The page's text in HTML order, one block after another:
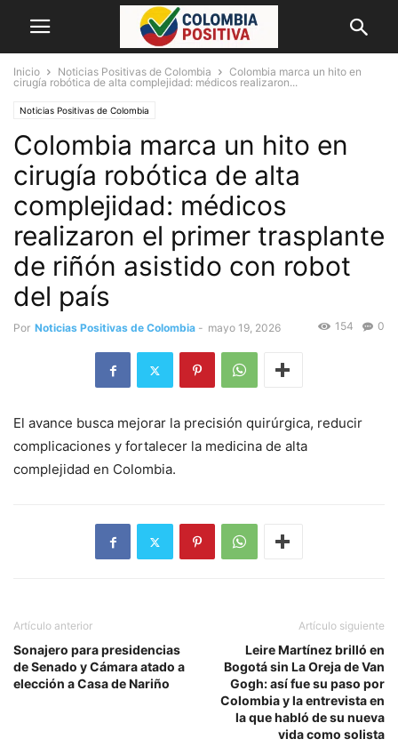
Inicio Noticias Positivas de Colombia
Colombia marca un hito en
cirugía robótica de alta complejidad: médicos realizaron...
Noticias Positivas de Colombia
Colombia marca un hito en
cirugía robótica de alta
complejidad: médicos
realizaron el primer trasplante
de riñón asistido con robot
del país
Por Noticias Positivas de Colombia - mayo 19, 2026 0
154
El avance busca mejorar la precisión quirúrgica, reducir
complicaciones y fortalecer la medicina de alta
complejidad en Colombia.
Artículo anterior
Sonajero para presidencias
de Senado y Cámara atado a
elección a Casa de Nariño
Artículo siguiente
Leire Martínez brilló en
Bogotá sin La Oreja de Van
Gogh: así fue su paso por
Colombia y la entrevista en
la que habló de su nueva
vida como solista